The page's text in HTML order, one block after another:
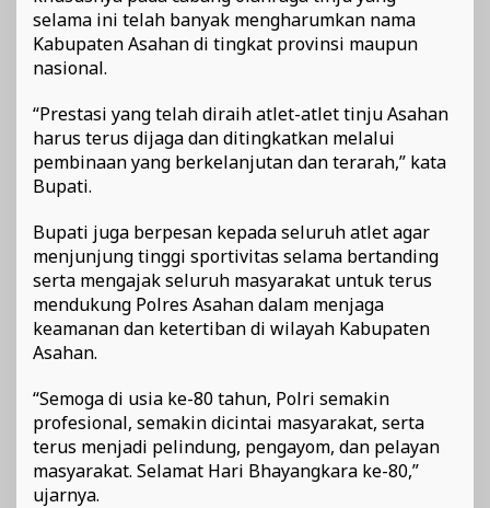
selama ini telah banyak mengharumkan nama
Kabupaten Asahan di tingkat provinsi maupun
nasional.
“Prestasi yang telah diraih atlet-atlet tinju Asahan
harus terus dijaga dan ditingkatkan melalui
pembinaan yang berkelanjutan dan terarah,” kata
Bupati.
Bupati juga berpesan kepada seluruh atlet agar
menjunjung tinggi sportivitas selama bertanding
serta mengajak seluruh masyarakat untuk terus
mendukung Polres Asahan dalam menjaga
keamanan dan ketertiban di wilayah Kabupaten
Asahan.
“Semoga di usia ke-80 tahun, Polri semakin
profesional, semakin dicintai masyarakat, serta
terus menjadi pelindung, pengayom, dan pelayan
masyarakat. Selamat Hari Bhayangkara ke-80,”
ujarnya.